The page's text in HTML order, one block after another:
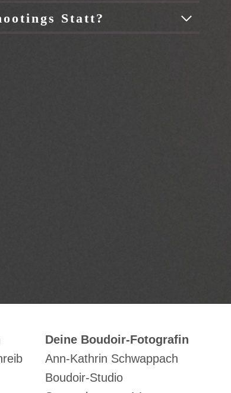
Statt?
Deine Boudoir-Fotografin
Ann-Kathrin Schwappach
Boudoir-Studio